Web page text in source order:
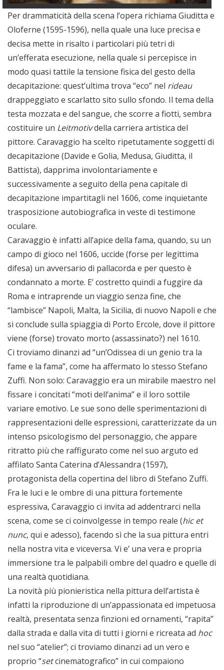
Per drammaticità della scena l’opera richiama Giuditta e
Oloferne (1595-1596), nella quale una luce precisa e
decisa mette in risalto i particolari più tetri di
un’efferata esecuzione, nella quale si percepisce in
modo quasi tattile la tensione fisica del gesto della
decapitazione: quest’ultima trova “eco” nel rideau
drappeggiato e scarlatto sito sullo sfondo. Il tema della
testa mozzata e del sangue, che scorre a fiotti, sembra
costituire un Leitmotivdella carriera artistica del
pittore. Caravaggio ha scelto ripetutamente soggetti di
decapitazione (Davide e Golia, Medusa, Giuditta, il
Battista), dapprima involontariamente e
successivamente a seguito della pena capitale di
decapitazione impartitagli nel 1606, come inquietante
trasposizione autobiografica in veste di testimone
oculare.
Caravaggio è infatti all’apice della fama, quando, su un
campo di gioco nel 1606, uccide (forse per legittima
difesa) un avversario di pallacorda e per questo è
condannato a morte. E’ costretto quindi a fuggire da
Roma e intraprende un viaggio senza fine, che
“lambisce” Napoli, Malta, la Sicilia, di nuovo Napoli e che
si conclude sulla spiaggia di Porto Ercole, dove il pittore
viene (forse) trovato morto (assassinato?) nel 1610.
Ci troviamo dinanzi ad “un’Odissea di un genio tra la
fame e la fama”, come ha affermato lo stesso Stefano
Zuffi. Non solo: Caravaggio era un mirabile maestro nel
fissare i concitati “moti dell’anima” e il loro sottile
variare emotivo. Le sue sono delle sperimentazioni di
rappresentazioni delle espressioni, caratterizzate da un
intenso psicologismo del personaggio, che appare
ritratto più che raffigurato come nel suo arguto ed
affilato Santa Caterina d’Alessandra (1597),
protagonista della copertina del libro di Stefano Zuffi.
Fra le luci e le ombre di una pittura fortemente
espressiva, Caravaggio ci invita ad addentrarci nella
scena, come se ci coinvolgesse in tempo reale (hic et
nunc, qui e adesso), facendo sì che la sua pittura entri
nella nostra vita e viceversa. Vi e’ una vera e propria
immersione tra le palpabili ombre del quadro e quelle di
una realtà quotidiana.
La novità più pionieristica nella pittura dell’artista è
infatti la riproduzione di un’appassionata ed impetuosa
realtà, presentata senza finzioni ed ornamenti, “rapita”
dalla strada e dalla vita di tutti i giorni e ricreata ad hoc
nel suo “atelier”; ci troviamo dinanzi ad un vero e
proprio “setcinematografico” in cui compaiono